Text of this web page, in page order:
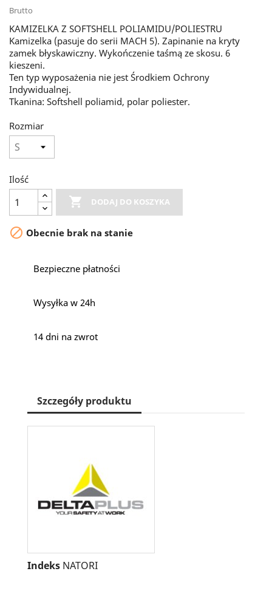
Brutto
KAMIZELKA Z SOFTSHELL POLIAMIDU/POLIESTRU
Kamizelka (pasuje do serii MACH 5). Zapinanie na kryty
zamek błyskawiczny. Wykończenie taśmą ze skosu. 6
kieszeni.
Ten typ wyposażenia nie jest Środkiem Ochrony
Indywidualnej.
Tkanina: Softshell poliamid, polar poliester.
Rozmiar
Ilość
 DODAJ DO KOSZYKA
 Obecnie brak na stanie
Bezpieczne płatności
Wysyłka w 24h
14 dni na zwrot
Szczegóły produktu
Indeks NATORI